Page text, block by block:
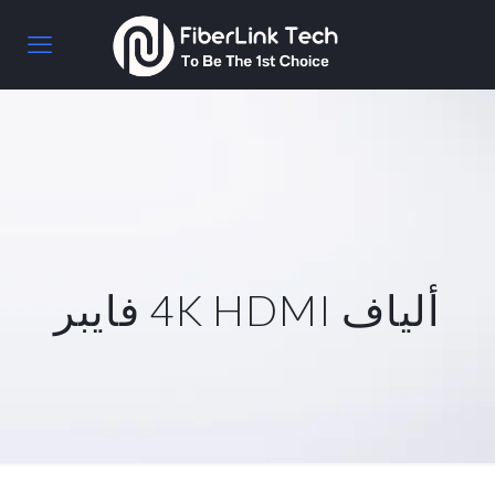
ألياف 4K HDMI فايبر